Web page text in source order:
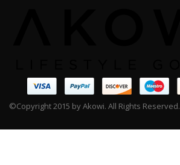
©Copyright 2015 by Akowi. All Rights Reserved.